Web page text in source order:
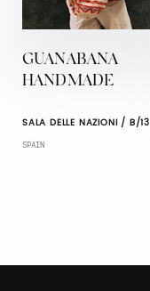
GUANABANA
HANDMADE
SALA DELLE NAZIONI / B/13
SPAIN